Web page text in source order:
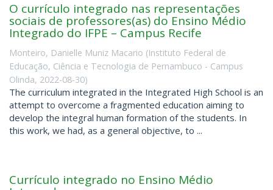
O currículo integrado nas representações
sociais de professores(as) do Ensino Médio
Integrado do IFPE – Campus Recife
Monteiro, Danielle Muniz Macario (Instituto Federal de
Educação, Ciência e Tecnologia de Pernambuco - Campus
Olinda, 2022-08-30)
The curriculum integrated in the Integrated High School is an
attempt to overcome a fragmented education aiming to
develop the integral human formation of the students. In
this work, we had, as a general objective, to ...
Currículo integrado no Ensino Médio